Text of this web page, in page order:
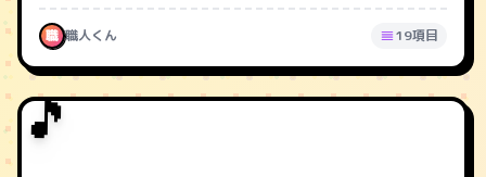
職 職人くん 19項目
🎵